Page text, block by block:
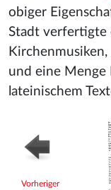
obiger
Stadt verfertigte
und eine Menge
lateinischem
Vorheriger